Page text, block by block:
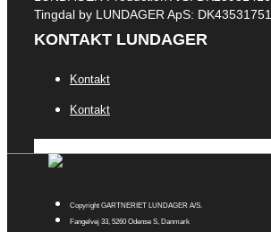
Tingdal by LUNDAGER ApS: DK43531751
KONTAKT LUNDAGER
Kontakt
Kontakt
Copyright GARTNERIET LUNDAGER A/S.
Fangelvej 33, 5260 Odense S, Danmark